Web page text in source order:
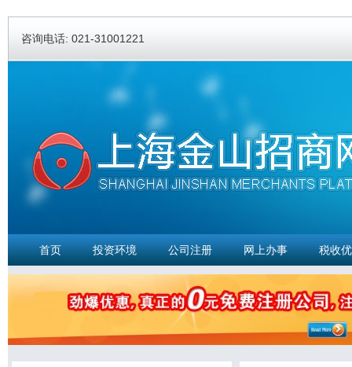
咨询电话: 021-31001221
首页 投资环境 公司注册 网上办事 税收